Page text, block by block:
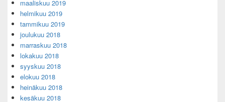
maaliskuu 2019
helmikuu 2019
tammikuu 2019
joulukuu 2018
marraskuu 2018
lokakuu 2018
syyskuu 2018
elokuu 2018
heinäkuu 2018
kesäkuu 2018